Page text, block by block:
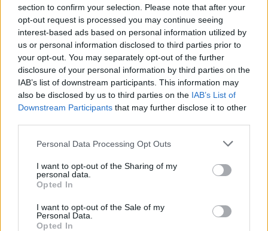
section to confirm your selection. Please note that after your
opt-out request is processed you may continue seeing
interest-based ads based on personal information utilized by
us or personal information disclosed to third parties prior to
your opt-out. You may separately opt-out of the further
disclosure of your personal information by third parties on the
IAB’s list of downstream participants. This information may
also be disclosed by us to third parties on the IAB’s List of
Downstream Participants that may further disclose it to other
Personal Data Processing Opt Outs
I want to opt-out of the Sharing of my
personal data.
Opted In
I want to opt-out of the Sale of my
Personal Data.
Opted In
Εγγραφή στο newsletter
Αποδέχομαι τους
και την πολιτική απορρήτου